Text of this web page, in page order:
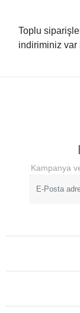
Toplu
indiriminiz var
Kampanya